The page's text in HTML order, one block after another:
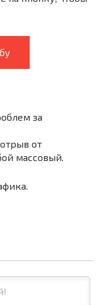
за
от
массовый.